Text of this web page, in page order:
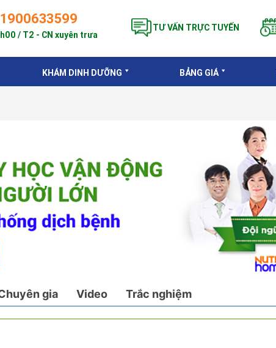
/ T2 - CN xuyên trưa
TƯ VẤN TRỰC TUYẾN
KHÁM DINH DƯỠNG BẢNG GIÁ
gia Video Trắc nghiệm